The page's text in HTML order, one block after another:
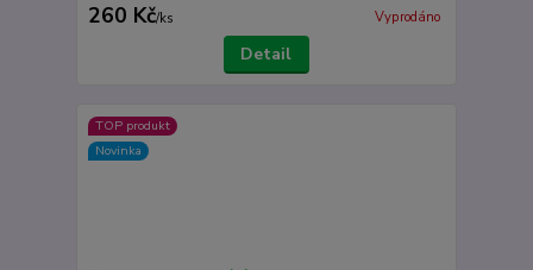
260 Kč/ks Vyprodáno
Detail
TOP produkt
Novinka